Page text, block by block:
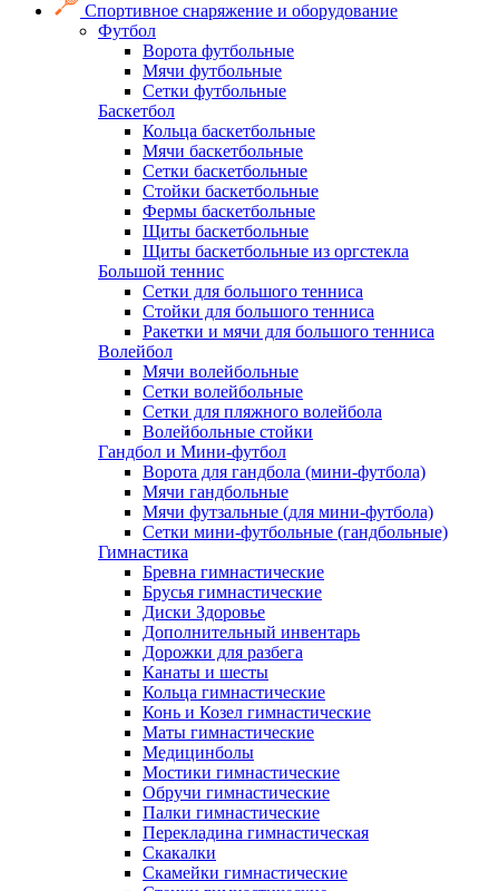
Спортивное снаряжение и оборудование
Футбол
Ворота футбольные
Мячи футбольные
Сетки футбольные
Баскетбол
Кольца баскетбольные
Мячи баскетбольные
Сетки баскетбольные
Стойки баскетбольные
Фермы баскетбольные
Щиты баскетбольные
Щиты баскетбольные из оргстекла
Большой теннис
Сетки для большого тенниса
Стойки для большого тенниса
Ракетки и мячи для большого тенниса
Волейбол
Мячи волейбольные
Сетки волейбольные
Сетки для пляжного волейбола
Волейбольные стойки
Гандбол и Мини-футбол
Ворота для гандбола (мини-футбола)
Мячи гандбольные
Мячи футзальные (для мини-футбола)
Сетки мини-футбольные (гандбольные)
Гимнастика
Бревна гимнастические
Брусья гимнастические
Диски Здоровье
Дополнительный инвентарь
Дорожки для разбега
Канаты и шесты
Кольца гимнастические
Конь и Козел гимнастические
Маты гимнастические
Медицинболы
Мостики гимнастические
Обручи гимнастические
Палки гимнастические
Перекладина гимнастическая
Скакалки
Скамейки гимнастические